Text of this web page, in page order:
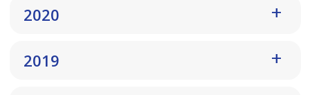
2020
2019